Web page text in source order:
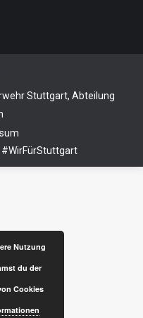
Stuttgart, Abteilung
#WirFürStuttgart
Nutzung
du der
Cookies